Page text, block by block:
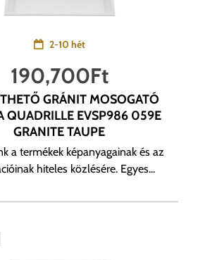
2-10 hét
190,700Ft
GRÁNIT MOSOGATÓ
QUADRILLE EVSP986 059E
GRANITE TAUPE
a termékek képanyagainak és az
hiteles közlésére. Egyes...